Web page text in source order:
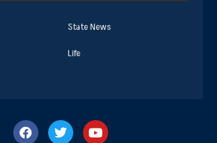
State News
Life